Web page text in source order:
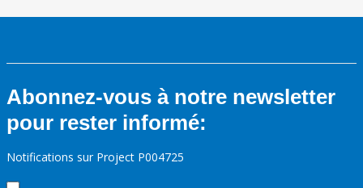
Abonnez-vous à notre newsletter
pour rester informé:
Notifications sur Project P004725